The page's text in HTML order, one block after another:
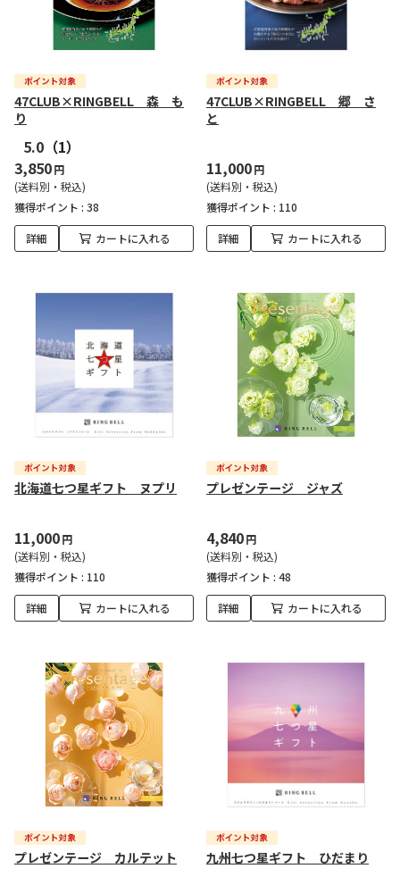
47CLUB×RINGBELL 森 も
り
5.0 （1）
3,850円
(送料別・税込)
獲得ポイント : 38
詳細 カートに入れる
47CLUB×RINGBELL 郷 さ
と
11,000円
(送料別・税込)
獲得ポイント : 110
詳細 カートに入れる
北海道七つ星ギフト ヌプリ
11,000円
(送料別・税込)
獲得ポイント : 110
詳細 カートに入れる
プレゼンテージ ジャズ
4,840円
(送料別・税込)
獲得ポイント : 48
詳細 カートに入れる
プレゼンテージ カルテット 九州七つ星ギフト ひだまり